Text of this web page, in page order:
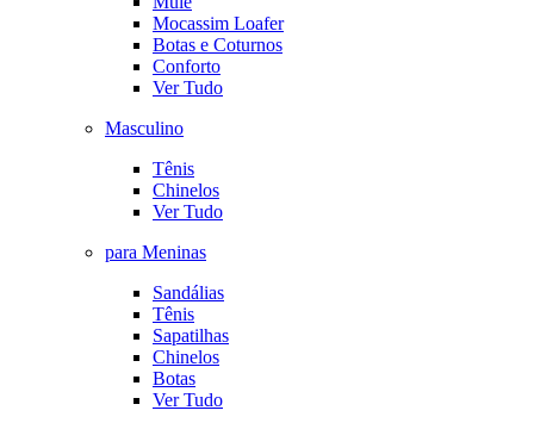
Mocassim Loafer
Botas e Coturnos
Conforto
Ver Tudo
Masculino
Tênis
Chinelos
Ver Tudo
para Meninas
Sandálias
Tênis
Sapatilhas
Chinelos
Botas
Ver Tudo